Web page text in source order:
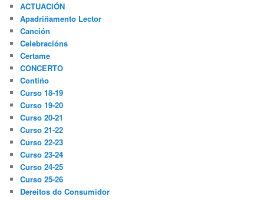
ACTUACIÓN
Apadriñamento Lector
Canción
Celebracións
Certame
CONCERTO
Contiño
Curso 18-19
Curso 19-20
Curso 20-21
Curso 21-22
Curso 22-23
Curso 23-24
Curso 24-25
Curso 25-26
Dereitos do Consumidor